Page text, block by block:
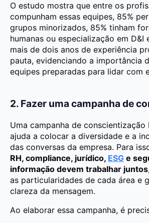
O estudo mostra que entre os
compunham essas equipes, 85%
grupos minorizados, 85% tinham
humanas ou especialização em D&I
mais de dois anos de experiência
pauta, evidenciando a importância
equipes preparadas para lidar com
2. Fazer uma campanha de
Uma campanha de conscientização
ajuda a colocar a diversidade e a
das conversas da empresa. Para
RH, compliance, jurídico, ESG e
informação devem trabalhar juntos
as particularidades de cada área e
clareza da mensagem.
Ao elaborar essa campanha, é